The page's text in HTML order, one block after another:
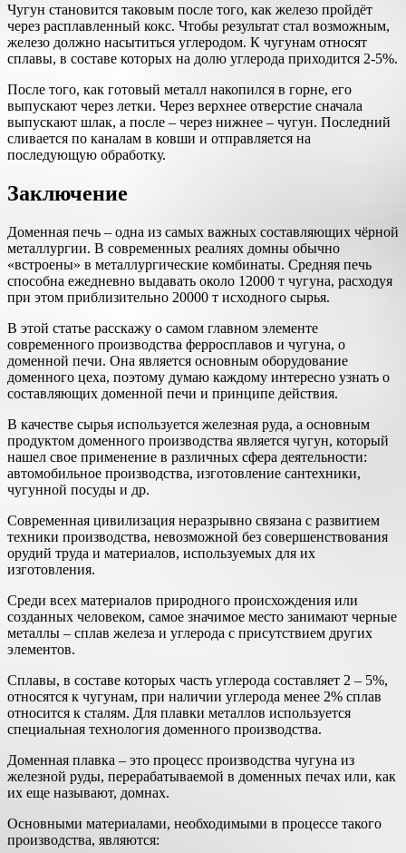
Чугун становится таковым после того, как железо пройдёт
через расплавленный кокс. Чтобы результат стал возможным,
железо должно насытиться углеродом. К чугунам относят
сплавы, в составе которых на долю углерода приходится 2-5%.
После того, как готовый металл накопился в горне, его
выпускают через летки. Через верхнее отверстие сначала
выпускают шлак, а после – через нижнее – чугун. Последний
сливается по каналам в ковши и отправляется на
последующую обработку.
Заключение
Доменная печь – одна из самых важных составляющих чёрной
металлургии. В современных реалиях домны обычно
«встроены» в металлургические комбинаты. Средняя печь
способна ежедневно выдавать около 12000 т чугуна, расходуя
при этом приблизительно 20000 т исходного сырья.
В этой статье расскажу о самом главном элементе
современного производства ферросплавов и чугуна, о
доменной печи. Она является основным оборудование
доменного цеха, поэтому думаю каждому интересно узнать о
составляющих доменной печи и принципе действия.
В качестве сырья используется железная руда, а основным
продуктом доменного производства является чугун, который
нашел свое применение в различных сфера деятельности:
автомобильное производства, изготовление сантехники,
чугунной посуды и др.
Современная цивилизация неразрывно связана с развитием
техники производства, невозможной без совершенствования
орудий труда и материалов, используемых для их
изготовления.
Среди всех материалов природного происхождения или
созданных человеком, самое значимое место занимают черные
металлы – сплав железа и углерода с присутствием других
элементов.
Сплавы, в составе которых часть углерода составляет 2 – 5%,
относятся к чугунам, при наличии углерода менее 2% сплав
относится к сталям. Для плавки металлов используется
специальная технология доменного производства.
Доменная плавка – это процесс производства чугуна из
железной руды, перерабатываемой в доменных печах или, как
их еще называют, домнах.
Основными материалами, необходимыми в процессе такого
производства, являются: